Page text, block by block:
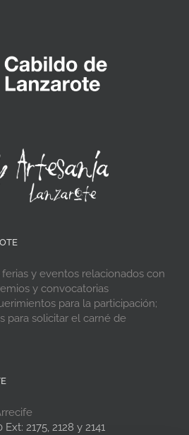
y eventos relacionados con
y convocatorias
para la participación;
para solicitar el carné de
2175, 2128 y 2141